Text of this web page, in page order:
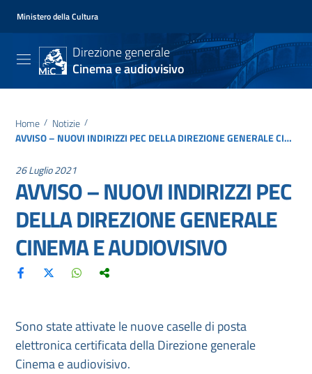
Ministero della Cultura
Direzione generale
Cinema e audiovisivo
Home / Notizie /
AVVISO – NUOVI INDIRIZZI PEC DELLA DIREZIONE GENERALE CINEMA E AUDIOVISIVO
26 Luglio 2021
AVVISO – NUOVI INDIRIZZI PEC
DELLA DIREZIONE GENERALE
CINEMA E AUDIOVISIVO
Sono state attivate le nuove caselle di posta
elettronica certificata della Direzione generale
Cinema e audiovisivo.